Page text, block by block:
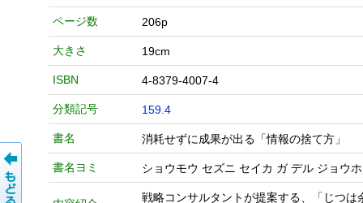
ページ数 206p
大きさ 19cm
ISBN 4-8379-4007-4
分類記号 159.4
書名 消耗せずに成果が出る「情報の捨て方」
書名ヨミ ショウモウ セズニ セイカ ガ デル ジョウ
戦略コンサルタントが提案する、「じつ